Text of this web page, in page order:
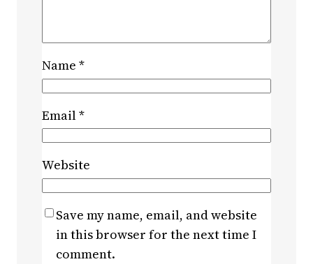
Name *
Email*
Website
Save my name, email, and website
in this browser for the next time I
comment.